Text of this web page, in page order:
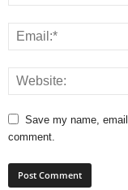
Save my name,
comment.